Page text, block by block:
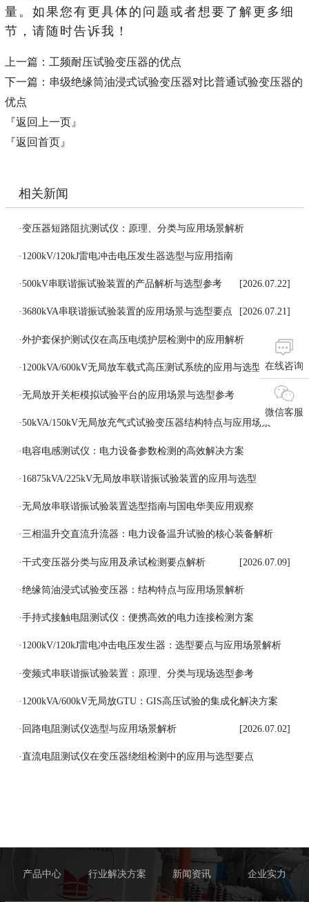
量。如果您有更具体的问题或者想要了解更多细
节，请随时告诉我！
上一篇： 工频耐压试验变压器的优点
下一篇： 串级绝缘筒油浸式试验变压器对比普通试验变压器的
优点
『返回上一页』
『返回首页』
相关新闻
·变压器短路阻抗测试仪：原理、分类与应用场景解析
· 1200kV/120kJ雷电冲击电压发生器选型与应用指南
[2026.07.24]
·500kV串联谐振试验装置的产品解析与选型参考 [2026.07.22]
·3680kVA串联谐振试验装置的应用场景与选型要点 [2026.07.21]
·外护套保护测试仪在高压电缆护层检测中的应用解析
[2026.07.18]
· 1200kVA/600kV无局放车载式高压测试系统的应用与选型参考
[2026.07.17]
·无局放开关柜模拟试验平台的应用场景与选型参考
[2026.07.16]
·50kVA/150kV无局放充气式试验变压器结构特点与应用场景
[2026.07.15]
· 电容电感测试仪：电力设备参数检测的高效解决方案
[2026.07.14]
· 16875kVA/225kV无局放串联谐振试验装置的应用与选型
[2026.07.13]
·无局放串联谐振试验装置选型指南与国电华美应用观察
[2026.07.11]
·三相温升交直流升流器：电力设备温升试验的核心装备解析
[2026.07.10]
·干式变压器分类与应用及承试检测要点解析 [2026.07.09]
·绝缘筒油浸式试验变压器：结构特点与应用场景解析
[2026.07.08]
·手持式接触电阻测试仪：便携高效的电力连接检测方案
[2026.07.07]
· 1200kV/120kJ雷电冲击电压发生器：选型要点与应用场景解析
[2026.07.06]
·变频式串联谐振试验装置：原理、分类与现场选型参考
[2026.07.03]
· 1200kVA/600kV无局放GTU：GIS高压试验的集成化解决方案
[2026.07.03]
· 回路电阻测试仪选型与应用场景解析 [2026.07.02]
·直流电阻测试仪在变压器绕组检测中的应用与选型要点
产品中心 行业解决方案 新闻资讯 企业实力
在线咨询
微信客服